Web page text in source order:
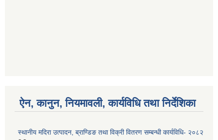
ऐन, कानुन, नियमावली, कार्यविधि तथा निर्देशिका
स्थानीय मदिरा उत्पादन, ब्राण्डिङ तथा विक्री वितरण सम्बन्धी कार्यविधि- २०८२